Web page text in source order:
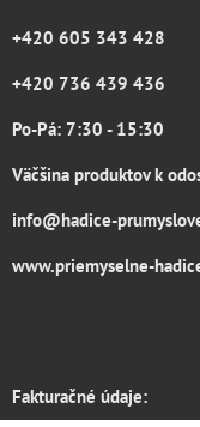
+420 605 343 428
+420 736 439 436
Po-Pá: 7:30 - 15:30
Väčšina produktov k
info@hadice-
www.priemyselne-
Fakturačné údaje: